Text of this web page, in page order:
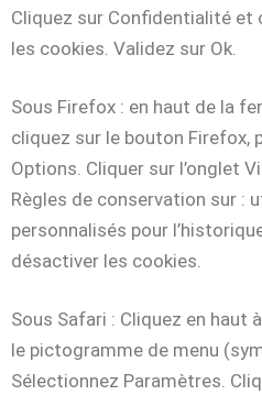
Cliquez sur Confidentialité et
les cookies. Validez sur Ok.
Sous Firefox : en haut de la
cliquez sur le bouton Firefox,
Options. Cliquer sur l’onglet
Règles de conservation sur :
personnalisés pour
désactiver les cookies.
Sous Safari : Cliquez en haut
le pictogramme de menu
Sélectionnez Paramètres.